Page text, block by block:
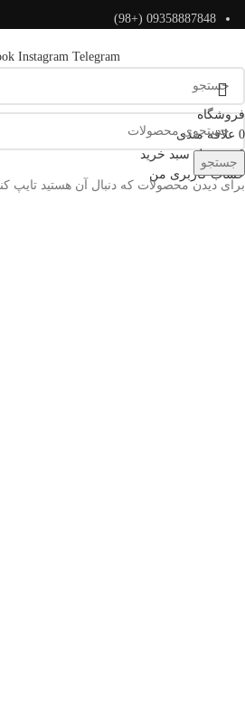
09358887848 (+98)
Instagram Telegram
جستجو
برای دیدن محصولات که دنبال آن هستید تایپ
فروشگاه
0 علاقه مندی
0 محصول سبد خرید
حساب کاربری من